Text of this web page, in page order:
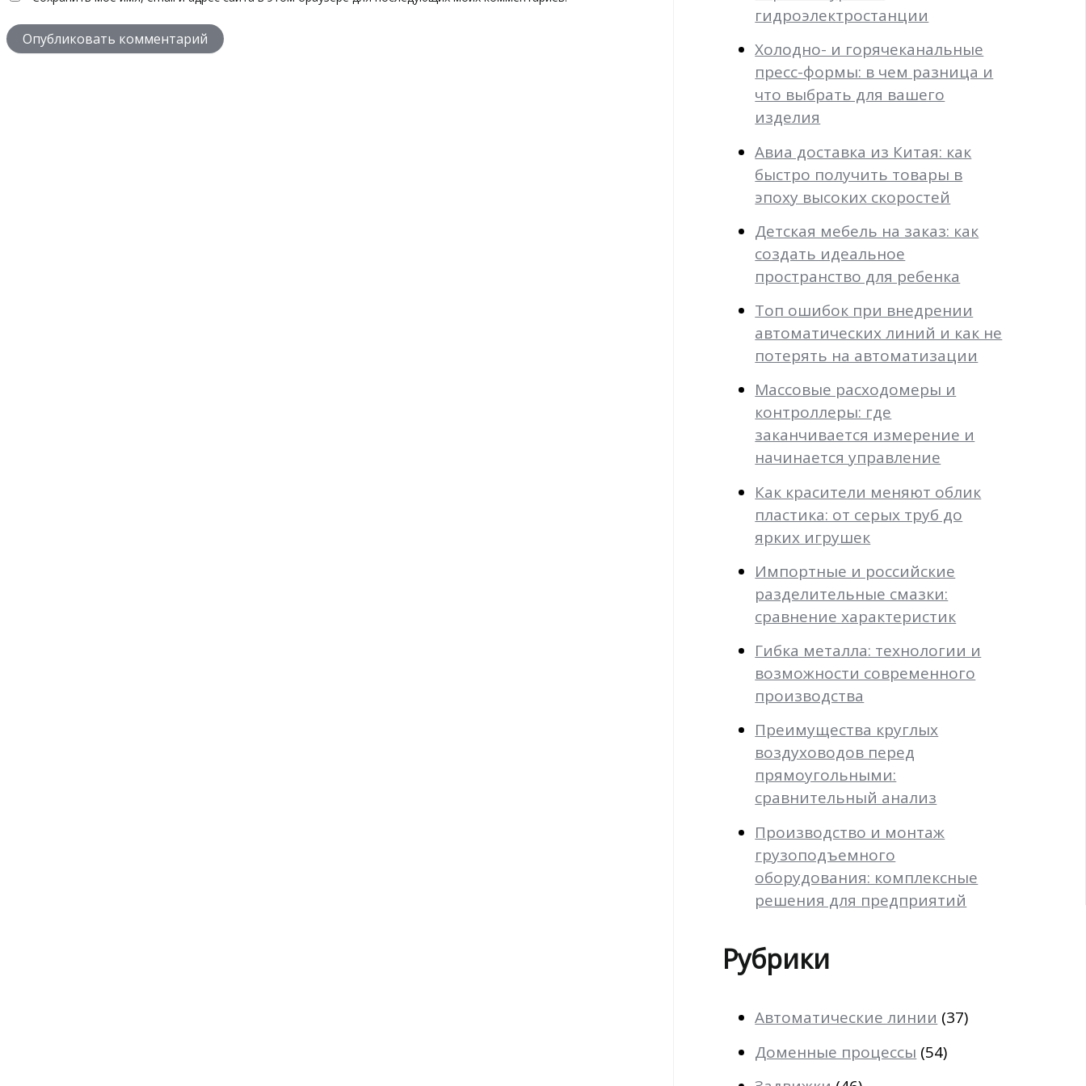
гидроэлектростанции
Холодно- и горячеканальные
пресс-формы: в чем разница и
что выбрать для вашего
изделия
Авиа доставка из Китая: как
быстро получить товары в
эпоху высоких скоростей
Детская мебель на заказ: как
создать идеальное
пространство для ребенка
Топ ошибок при внедрении
автоматических линий и как не
потерять на автоматизации
Массовые расходомеры и
контроллеры: где
заканчивается измерение и
начинается управление
Как красители меняют облик
пластика: от серых труб до
ярких игрушек
Импортные и российские
разделительные смазки:
сравнение характеристик
Гибка металла: технологии и
возможности современного
производства
Преимущества круглых
воздуховодов перед
прямоугольными:
сравнительный анализ
Производство и монтаж
грузоподъемного
оборудования: комплексные
решения для предприятий
Рубрики
Автоматические линии (37)
Доменные процессы (54)